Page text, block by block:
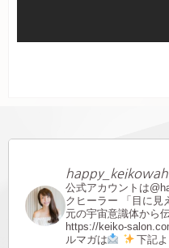
公式アカウントは
クヒーラー 「目に見
元の宇宙意識体から
https://keiko-
ルマガは
下記